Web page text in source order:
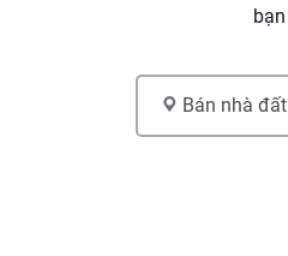
bạn
Bán nhà đất